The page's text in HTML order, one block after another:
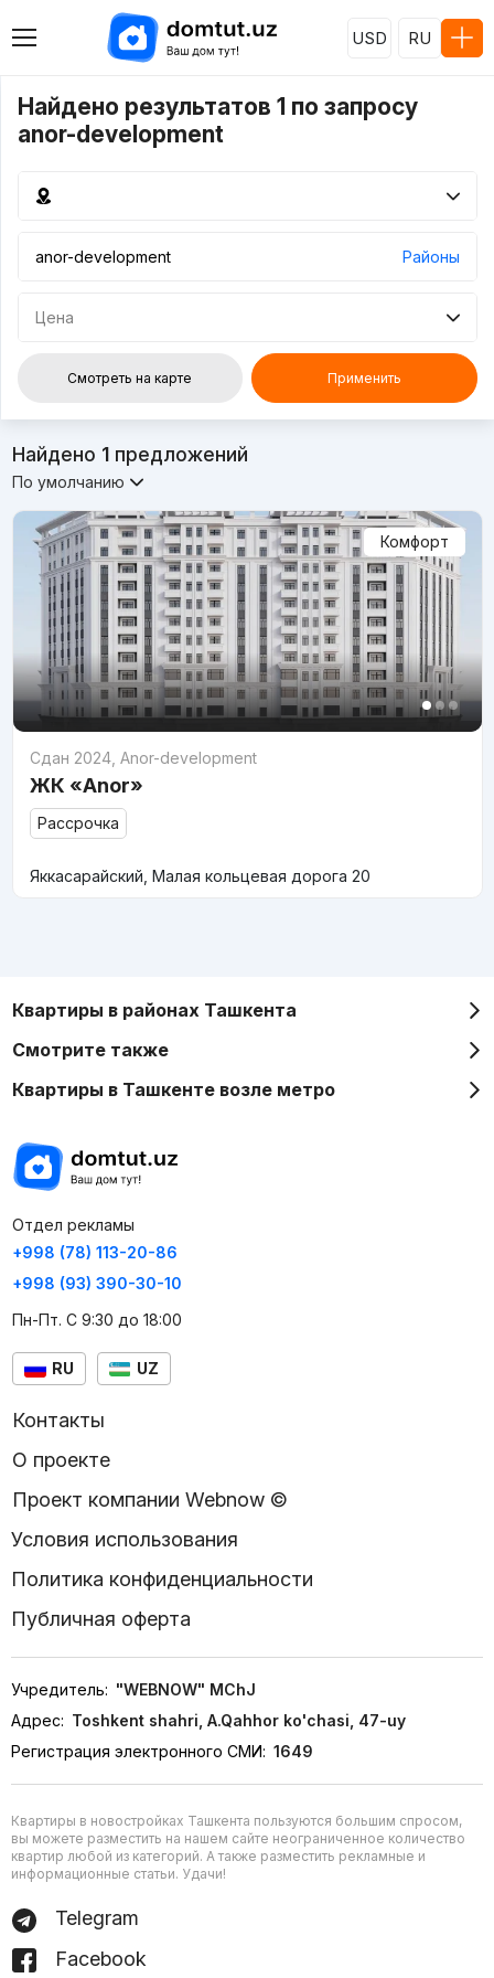
USD RU
Найдено результатов 1 по запросу
anor-development
Районы
Цена
Смотреть на карте Применить
Найдено 1предложений
По умолчанию
Комфорт
Сдан 2024, Anor-development
ЖК «Anor»
Рассрочка
Яккасарайский, Малая кольцевая дорога 20
Квартиры в районах Ташкента
Смотрите также
Квартиры в Ташкенте возле метро
Отдел рекламы
+998 (78) 113-20-86
+998 (93) 390-30-10
Пн-Пт. С 9:30 до 18:00
RU UZ
Контакты
О проекте
Проект компании Webnow ©
Условия использования
Политика конфиденциальности
Публичная оферта
Учредитель: "WEBNOW" MChJ
Адрес: Toshkent shahri, A.Qahhor ko'chasi, 47-uy
Регистрация электронного СМИ: 1649
Квартиры в новостройках Ташкента пользуются большим спросом,
вы можете разместить на нашем сайте неограниченное количество
квартир любой из категорий. А также разместить рекламные и
информационные статьи. Удачи!
Telegram
Facebook